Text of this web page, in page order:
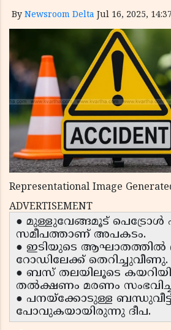
By Newsroom Delta Jul 16, 2025,
Representational Image
ADVERTISEMENT
● മുള്ളുവേങ്ങമൂട് പെട്രോൾ
സമീപത്താണ് അപകടം.
● ഇടിയുടെ ആഘാതത്തിൽ
റോഡിലേക്ക് തെറിച്ചുവീണു.
● ബസ് തലയിലൂടെ
തൽക്ഷണം മരണം
● പനയ്ക്കോടുള്ള
പോവുകയായിരുന്നു ദീപ.